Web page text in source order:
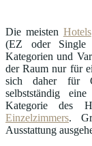
Die meisten Hotels
(EZ oder Single
Kategorien und
der Raum nur für
sich daher für
selbstständig
Kategorie des
Einzelzimmers.
Ausstattung